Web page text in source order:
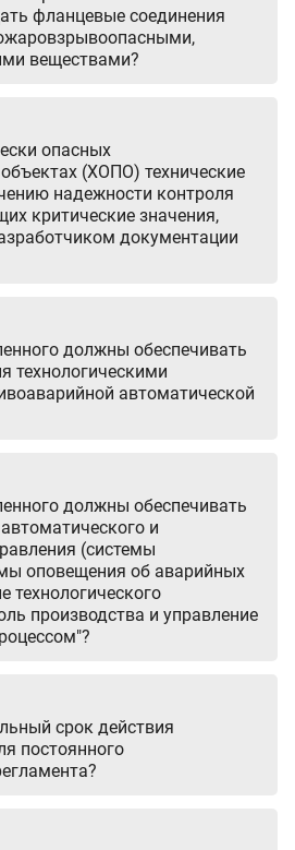
фланцевые соединения
веществами?
опасных
(ХОПО) технические
надежности контроля
критические значения,
документации
должны обеспечивать
технологическими
автоматической
должны обеспечивать
и
(системы
оповещения об аварийных
технологического
производства и управление
срок действия
постоянного